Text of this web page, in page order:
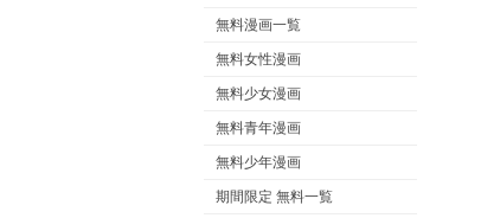
無料漫画一覧
無料女性漫画
無料少女漫画
無料青年漫画
無料少年漫画
期間限定 無料一覧